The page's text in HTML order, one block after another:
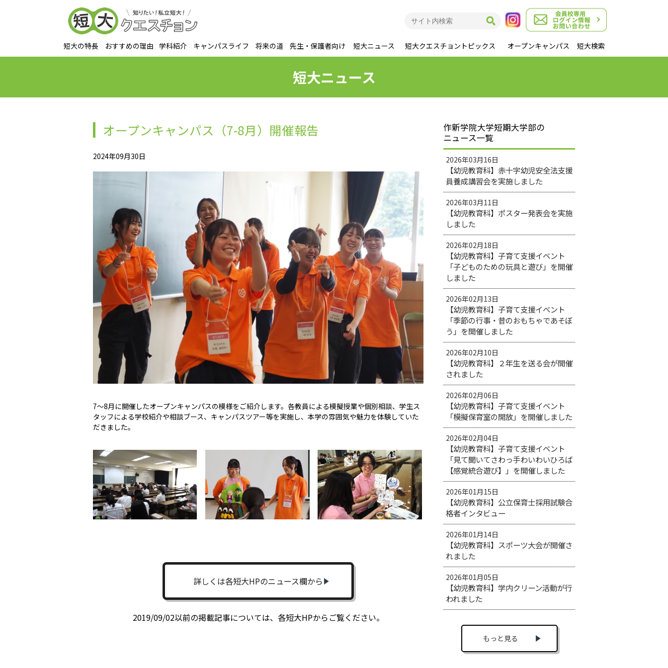
短大の特長 おすすめの理由 学科紹介 キャンパスライフ 将来の道 先生・保護者向け 短大ニュース 短大クエスチョントピックス オープンキャンパス 短大検索
短大ニュース
オープンキャンパス（7-8月）開催報告
2024年09月30日
7～8月に開催したオープンキャンパスの模様をご紹介します。各教員による模擬授業や個別相談、学生ス
タッフによる学校紹介や相談ブース、キャンパスツアー等を実施し、本学の雰囲気や魅力を体験していた
だきました。
詳しくは各短大HPのニュース欄から
2019/09/02以前の掲載記事については、各短大HPからご覧ください。
作新学院大学短期大学部の
ニュース一覧
2026年03月16日
【幼児教育科】赤十字幼児安全法支援
員養成講習会を実施しました
2026年03月11日
【幼児教育科】ポスター発表会を実施
しました
2026年02月18日
【幼児教育科】子育て支援イベント
「子どものための玩具と遊び」を開催
しました
2026年02月13日
【幼児教育科】子育て支援イベント
「季節の行事・昔のおもちゃであそぼ
う」を開催しました
2026年02月10日
【幼児教育科】２年生を送る会が開催
されました
2026年02月06日
【幼児教育科】子育て支援イベント
「模擬保育室の開放」を開催しました
2026年02月04日
【幼児教育科】子育て支援イベント
「見て聞いてさわっ手わいわいひろば
【感覚統合遊び】」を開催しました
2026年01月15日
【幼児教育科】公立保育士採用試験合
格者インタビュー
2026年01月14日
【幼児教育科】スポーツ大会が開催さ
れました
2026年01月05日
【幼児教育科】学内クリーン活動が行
われました
もっと見る